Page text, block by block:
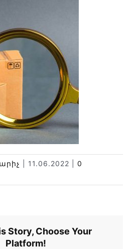
Նորություններ
Գրադարան
քարտեզ
11.06.2022
0
Story, Choose Your
Platform!